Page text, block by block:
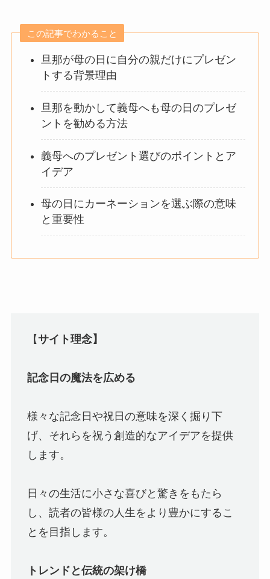
この記事でわかること
旦那が母の日に自分の親だけにプレゼン
トする背景理由
旦那を動かして義母へも母の日のプレゼ
ントを勧める方法
義母へのプレゼント選びのポイントとア
イデア
母の日にカーネーションを選ぶ際の意味
と重要性
【サイト理念】
記念日の魔法を広める
様々な記念日や祝日の意味を深く掘り下
げ、それらを祝う創造的なアイデアを提供
します。
日々の生活に小さな喜びと驚きをもたら
し、読者の皆様の人生をより豊かにするこ
とを目指します。
トレンドと伝統の架け橋